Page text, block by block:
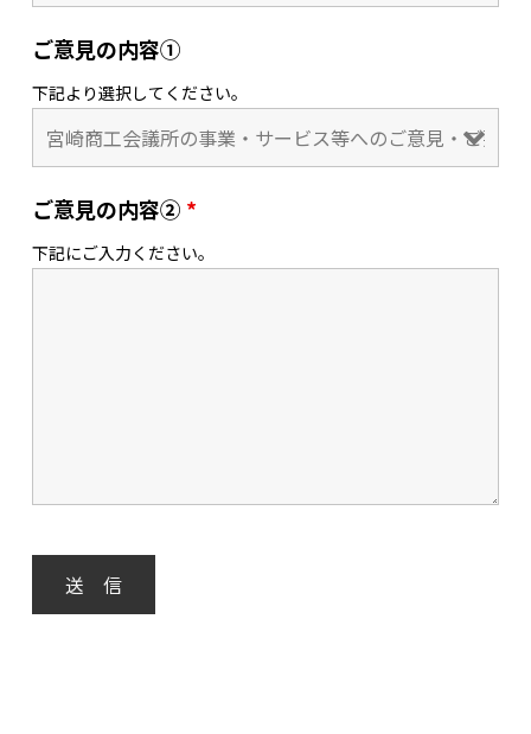
ご意見の内容①
下記より選択してください。
ご意見の内容② *
下記にご入力ください。